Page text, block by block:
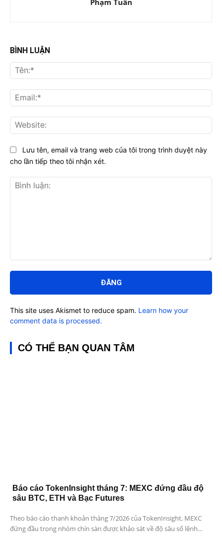
BÌNH LUẬN
luận:
Lưu tên, email và trang web của tôi trong trình duyệt này
cho lần tiếp theo tôi nhận xét.
This site uses Akismet to reduce spam. Learn how your
comment data is processed.
CÓ THỂ BẠN QUAN TÂM
Báo cáo TokenInsight tháng 7: MEXC đứng đầu độ
sâu BTC, ETH và Bạc Futures
Theo báo cáo thanh khoản tháng 7/2026 của TokenInsight, MEXC
đứng đầu trong nhóm chín sàn được khảo sát về độ sâu sổ lệnh...